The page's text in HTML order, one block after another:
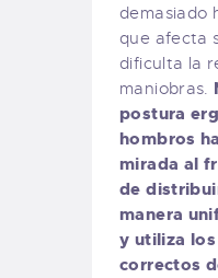
demasiado
que afecta
dificulta la
maniobras.
postura
hombros
mirada al
de
manera
y utiliza
correctos